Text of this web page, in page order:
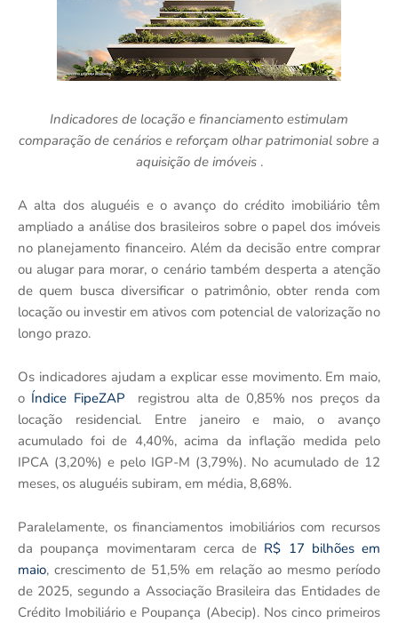
Indicadores de locação e financiamento estimulam
comparação de cenários e reforçam olhar patrimonial sobre a
aquisição de imóveis.
A alta dos aluguéis e o avanço do crédito imobiliário têm
ampliado a análise dos brasileiros sobre o papel dos imóveis
no planejamento financeiro. Além da decisão entre comprar
ou alugar para morar, o cenário também desperta a atenção
de quem busca diversificar o patrimônio, obter renda com
locação ou investir em ativos com potencial de valorização no
longo prazo.
Os indicadores ajudam a explicar esse movimento. Em maio,
o Índice FipeZAP registrou alta de 0,85% nos preços da
locação residencial. Entre janeiro e maio, o avanço
acumulado foi de 4,40%, acima da inflação medida pelo
IPCA (3,20%) e pelo IGP-M (3,79%). No acumulado de 12
meses, os aluguéis subiram, em média, 8,68%.
Paralelamente, os financiamentos imobiliários com recursos
da poupança movimentaram cerca de R$ 17 bilhões em
maio, crescimento de 51,5% em relação ao mesmo período
de 2025, segundo a Associação Brasileira das Entidades de
Crédito Imobiliário e Poupança (Abecip). Nos cinco primeiros